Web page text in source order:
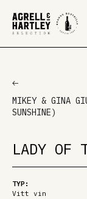
MIKEY & GINA
SUNSHINE)
LADY OF
TYP:
Vitt vin